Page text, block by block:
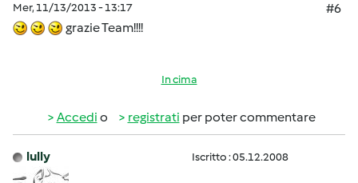
Mer, 11/13/2013 - 13:17
#6
grazie Team!!!!
In cima
Accedi o registrati per poter commentare
lully Iscritto : 05.12.2008